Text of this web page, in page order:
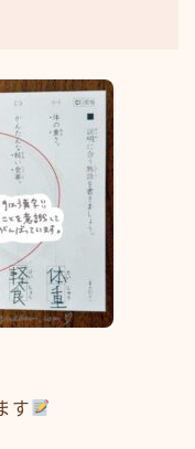
す